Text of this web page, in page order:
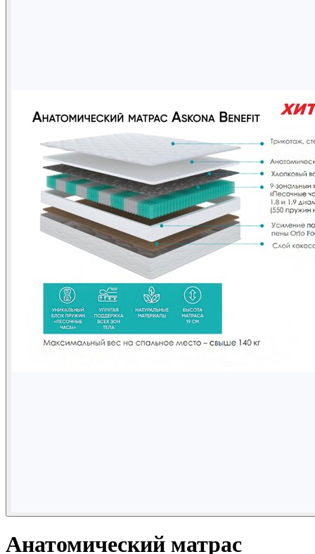
Анатомический матрас